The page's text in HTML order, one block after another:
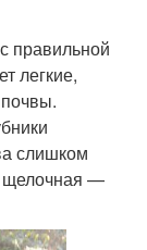
правильной
легкие,
слишком
щелочная —